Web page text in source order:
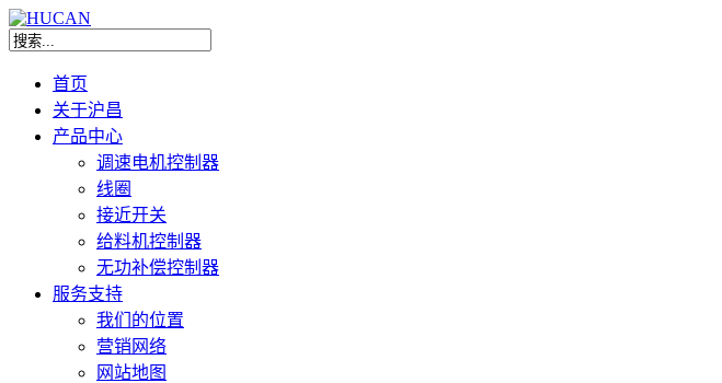
首页
关于沪昌
产品中心
调速电机控制器
线圈
接近开关
给料机控制器
无功补偿控制器
服务支持
我们的位置
营销网络
网站地图